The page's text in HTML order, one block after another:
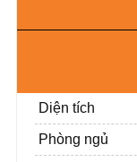
Diện tích
Phòng ngủ